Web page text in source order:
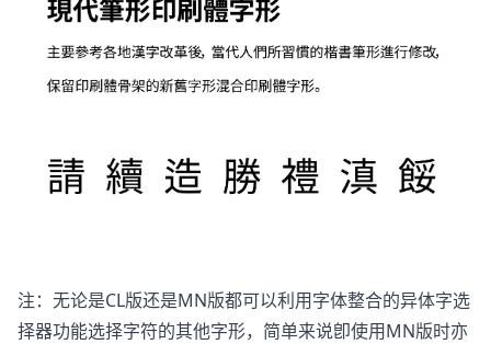
注：无论是CL版还是MN版都可以利用字体整合的异体字选
择器功能选择字符的其他字形，简单来说卽使用MN版时亦